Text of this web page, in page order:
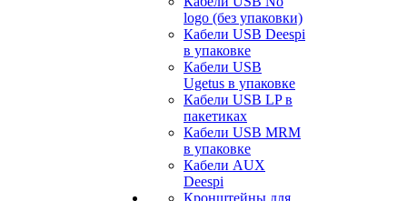
logo (без упаковки)
Кабели USB Deespi
в упаковке
Кабели USB
Ugetus в упаковке
Кабели USB LP в
пакетиках
Кабели USB MRM
в упаковке
Кабели AUX
Deespi
Кронштейны для